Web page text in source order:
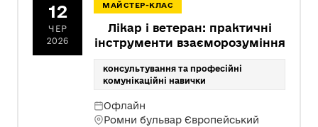
12
ЧЕР
2026
МАЙСТЕР-КЛАС
Лікар і ветеран: практичні
інструменти взаєморозуміння
консультування та професійні
комунікаційні навички
Офлайн
Ромни бульвар Європейський